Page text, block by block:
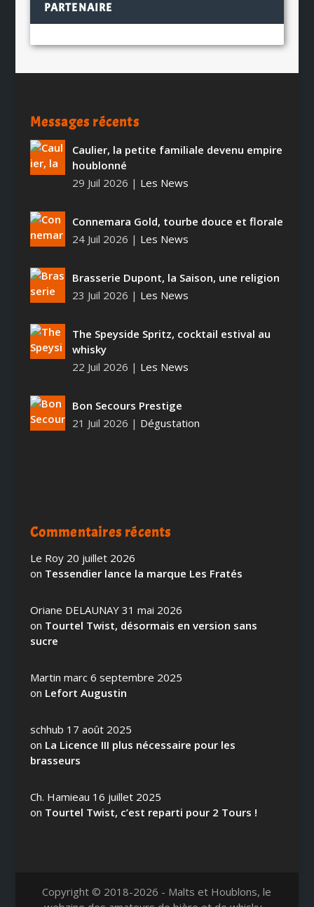
PARTENAIRE
Messages récents
Caulier, la petite familiale devenu empire
houblonné
29 Juil 2026 | Les News
Connemara Gold, tourbe douce et florale
24 Juil 2026 | Les News
Brasserie Dupont, la Saison, une religion
23 Juil 2026 | Les News
The Speyside Spritz, cocktail estival au
whisky
22 Juil 2026 | Les News
Bon Secours Prestige
21 Juil 2026 | Dégustation
Commentaires récents
Le Roy 20 juillet 2026
on Tessendier lance la marque Les Fratés
Oriane DELAUNAY 31 mai 2026
on Tourtel Twist, désormais en version sans
sucre
Martin marc 6 septembre 2025
on Lefort Augustin
schhub 17 août 2025
on La Licence III plus nécessaire pour les
brasseurs
Ch. Hamieau 16 juillet 2025
on Tourtel Twist, c’est reparti pour 2 Tours !
Copyright © 2018-2026 - Malts et Houblons, le